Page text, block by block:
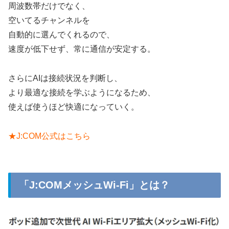
周波数帯だけでなく、
空いてるチャンネルを
自動的に選んでくれるので、
速度が低下せず、常に通信が安定する。
さらにAIは接続状況を判断し、
より最適な接続を学ぶようになるため、
使えば使うほど快適になっていく。
★J:COM公式はこちら
「J:COMメッシュWi-Fi」とは？